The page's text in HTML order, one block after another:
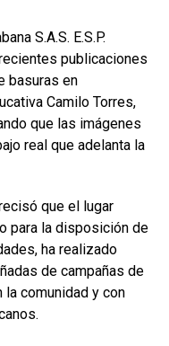
S.A.S. E.S.P.
publicaciones
basuras en
Camilo Torres,
que las imágenes
real que adelanta la
que el lugar
para la disposición de
ha realizado
de campañas de
comunidad y con